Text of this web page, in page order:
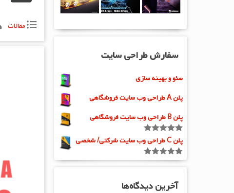
مقالات
سفارش طراحی سایت
سئو و بهینه سازی
پلن A طراحی وب سایت فروشگاهی
پلن B طراحی وب سایت فروشگاهی
امتیاز5.00
از 5
پلن C طراحی وب سایت شرکتی/ شخصی
امتیاز5.00
آخرین دیدگاه‌ها